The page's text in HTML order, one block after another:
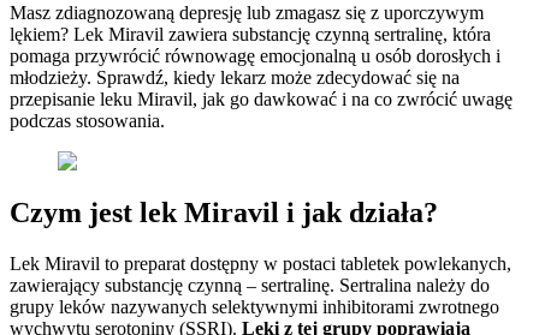
Masz zdiagnozowaną depresję lub zmagasz się z uporczywym
lękiem? Lek Miravil zawiera substancję czynną sertralinę, która
pomaga przywrócić równowagę emocjonalną u osób dorosłych i
młodzieży. Sprawdź, kiedy lekarz może zdecydować się na
przepisanie leku Miravil, jak go dawkować i na co zwrócić uwagę
podczas stosowania.
Czym jest lek Miravil i jak działa?
Lek Miravil to preparat dostępny w postaci tabletek powlekanych,
zawierający substancję czynną – sertralinę. Sertralina należy do
grupy leków nazywanych selektywnymi inhibitorami zwrotnego
wychwytu serotoniny (SSRI). Leki z tej grupy poprawiają